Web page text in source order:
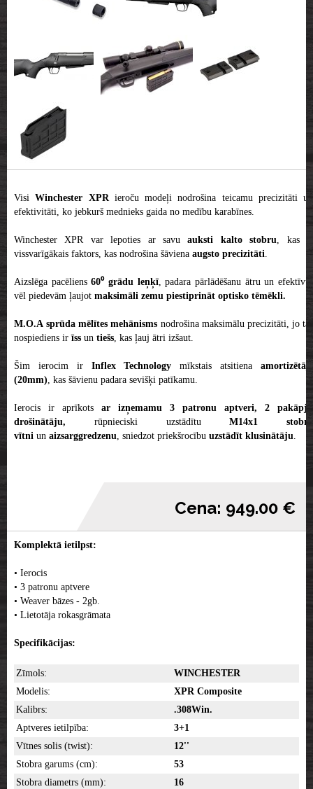
VisiWinchester XPRieroču modeļi nodrošina teicamu precizitāti un
efektivitāti, ko jebkurš mednieks gaida no medību karabīnes.
Winchester XPR var lepoties ar savuauksti kalto stobru, kas ir
vissvarīgākais faktors, kas nodrošina šāviena augsto precizitāti.
Aizslēga pacēliens60⁰ grādu leņķī, padara pārlādēšanu ātru un efektīvu,
vēl piedevām ļaujot maksimāli zemu piestiprināt optisko tēmēkli.
M.O.A sprūda mēlītes mehānisms nodrošina maksimālu precizitāti, jo tās
nospiediens irīss un tiešs, kas ļauj ātri izšaut.
Šim ierocim ir Inflex Technology mīkstais atsitienaamortizētājs
(20mm), kas šāvienu padara sevišķi patīkamu.
Ierocis ir aprīkots ar izņemamu 3 patronu aptveri,
2 pakāpju
drošinātāju, rūpnieciski uzstādītuM14x1 stobra
vītni un aizsarggredzenu, sniedzot priekšrocību uzstādīt klusinātāju.
Cena: 949.00 €
Komplektā ietilpst:
• Ierocis
• 3 patronu aptvere
• Weaver bāzes - 2gb.
• Lietotāja rokasgrāmata
Specifikācijas:
Zīmols:
WINCHESTER
Modelis:
XPR Composite
Kalibrs:
.308Win.
Aptveres ietilpība:
3+1
Vītnes solis (twist):
12''
Stobra garums (cm):
53
Stobra diametrs (mm):
16